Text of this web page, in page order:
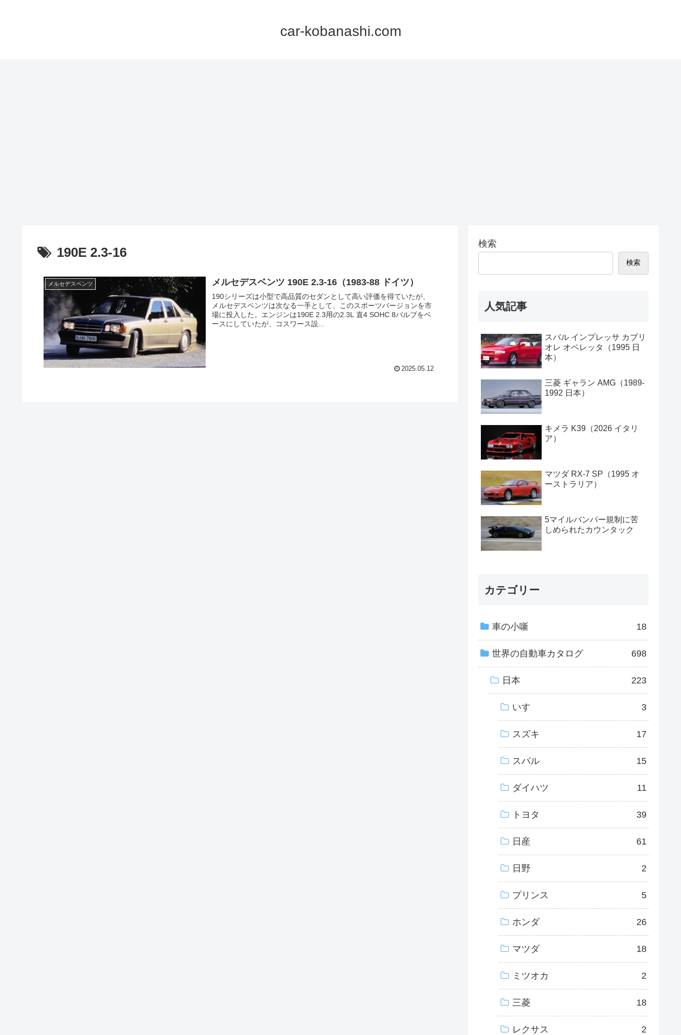
car-kobanashi.com
190E 2.3-16
メルセデスベンツ メルセデスベンツ 190E 2.3-16（1983-88 ドイツ）
190シリーズは小型で高品質のセダンとして高い評価を得ていたが、
メルセデスベンツは次なる一手として、このスポーツバージョンを市
場に投入した。エンジンは190E 2.3用の2.3L 直4 SOHC 8バルブをベ
ースにしていたが、コスワース設...
2025.05.12
検索
検索
人気記事
スバル インプレッサ カブリ
オレ オペレッタ（1995 日
本）
三菱 ギャラン AMG（1989-
1992 日本）
キメラ K39（2026 イタリ
ア）
マツダ RX-7 SP（1995 オ
ーストラリア）
5マイルバンパー規制に苦
しめられたカウンタック
カテゴリー
車の小噺 18
世界の自動車カタログ 698
日本 223
いすゞ 3
スズキ 17
スバル 15
ダイハツ 11
トヨタ 39
日産 61
日野 2
プリンス 5
ホンダ 26
マツダ 18
ミツオカ 2
三菱 18
レクサス 2